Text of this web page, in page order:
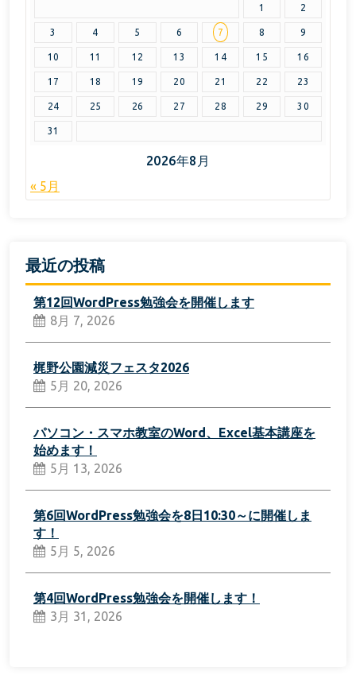
2026年8月
1 2
3 4 5 6 7 8 9
10 11 12 13 14 15 16
17 18 19 20 21 22 23
24 25 26 27 28 29 30
31
« 5月
最近の投稿
第12回WordPress勉強会を開催します
8月 7, 2026
梶野公園減災フェスタ2026
5月 20, 2026
パソコン・スマホ教室のWord、Excel基本講座を
始めます！
5月 13, 2026
第6回WordPress勉強会を8日10:30～に開催しま
す！
5月 5, 2026
第4回WordPress勉強会を開催します！
3月 31, 2026